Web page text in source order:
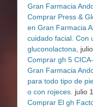
Gran Farmacia
Comprar Press &
en Gran Farmacia
cuidado facial. Con
gluconolactona,
Comprar gh 5
Gran Farmacia
para todo tipo de
o con rojeces. julio
Comprar El gh